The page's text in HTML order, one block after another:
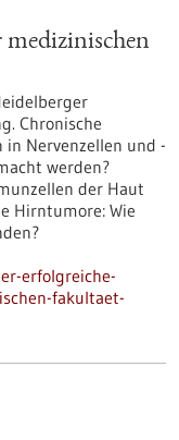
medizinischen
Chronische
in Nervenzellen und -
werden?
der Haut
Hirntumore: Wie
erfolgreiche-
fakultaet-